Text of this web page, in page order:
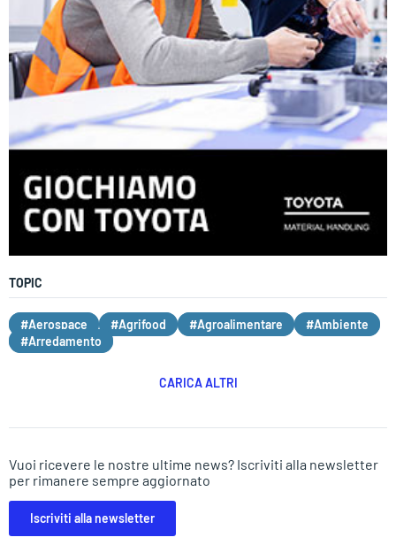
TOPIC
#Aerospace #Agrifood #Agroalimentare
#Ambiente
#Arredamento
CARICA ALTRI
Vuoi ricevere le nostre ultime news? Iscriviti alla newsletter
per rimanere sempre aggiornato
Iscriviti alla newsletter